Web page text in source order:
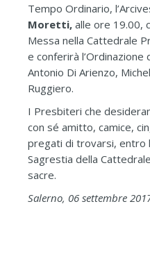
Tempo Ordinario,
Moretti, alle ore 19.00,
Messa nella Cattedrale
e conferirà l’Ordinazione
Antonio Di Arienzo,
Ruggiero.
I Presbiteri che
con sé amitto, camice,
pregati di trovarsi, entro
Sagrestia della
sacre.
Salerno, 06 settembre